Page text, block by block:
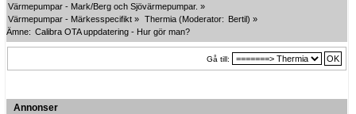
Värmepumpar - Mark/Berg och Sjövärmepumpar. »
Värmepumpar - Märkesspecifikt » Thermia (Moderator: Bertil) »
Ämne: Calibra OTA uppdatering - Hur gör man?
Gå till:
Annonser